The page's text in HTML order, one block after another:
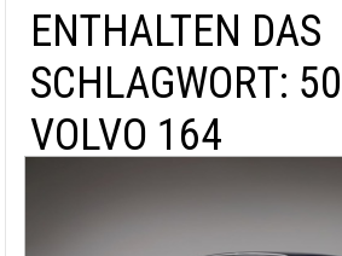
ENTHALTEN DAS
SCHLAGWORT:
VOLVO 164